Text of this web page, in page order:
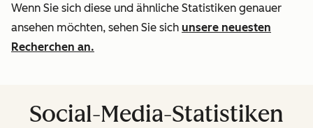
Wenn Sie sich diese und ähnliche Statistiken genauer
ansehen möchten, sehen Sie sich unsere neuesten
Recherchen an.
Social-Media-Statistiken